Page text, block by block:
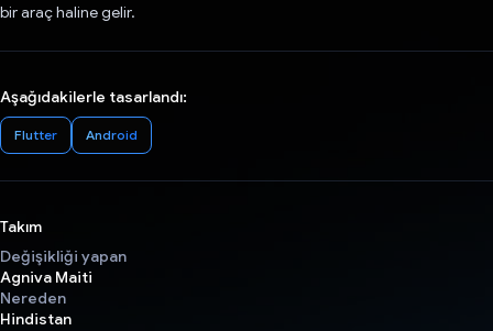
bir araç haline gelir.
Aşağıdakilerle tasarlandı:
Flutter Android
Takım
Değişikliği yapan
Agniva Maiti
Nereden
Hindistan